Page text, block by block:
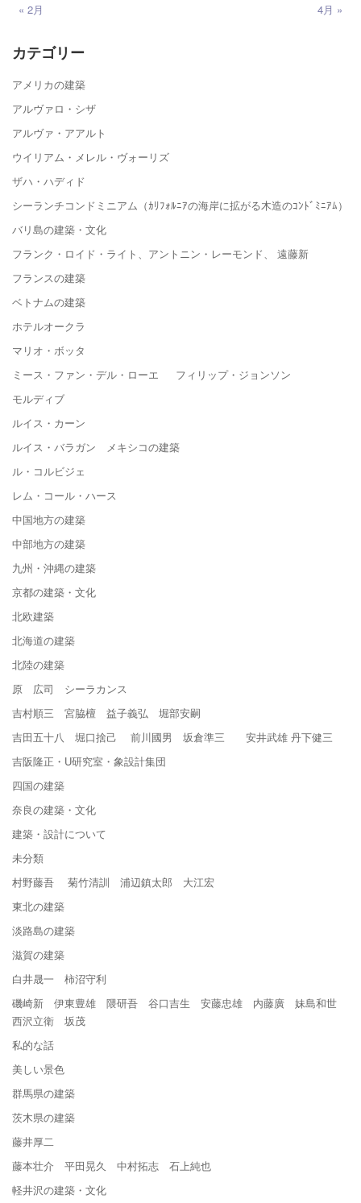
« 2月 4月 »
カテゴリー
アメリカの建築
アルヴァロ・シザ
アルヴァ・アアルト
ウイリアム・メレル・ヴォーリズ
ザハ・ハディド
シーランチコンドミニアム（ｶﾘﾌｫﾙﾆｱの海岸に拡がる木造のｺﾝﾄﾞﾐﾆｱﾑ）
バリ島の建築・文化
フランク・ロイド・ライト、アントニン・レーモンド、 遠藤新
フランスの建築
ベトナムの建築
ホテルオークラ
マリオ・ボッタ
ミース・ファン・デル・ローエ フィリップ・ジョンソン
モルディブ
ルイス・カーン
ルイス・バラガン メキシコの建築
ル・コルビジェ
レム・コール・ハース
中国地方の建築
中部地方の建築
九州・沖縄の建築
京都の建築・文化
北欧建築
北海道の建築
北陸の建築
原 広司 シーラカンス
吉村順三 宮脇檀 益子義弘 堀部安嗣
吉田五十八 堀口捨己 前川國男 坂倉準三 安井武雄 丹下健三
吉阪隆正・U研究室・象設計集団
四国の建築
奈良の建築・文化
建築・設計について
未分類
村野藤吾 菊竹清訓 浦辺鎮太郎 大江宏
東北の建築
淡路島の建築
滋賀の建築
白井晟一 柿沼守利
磯崎新 伊東豊雄 隈研吾 谷口吉生 安藤忠雄 内藤廣 妹島和世
西沢立衛 坂茂
私的な話
美しい景色
群馬県の建築
茨木県の建築
藤井厚二
藤本壮介 平田晃久 中村拓志 石上純也
軽井沢の建築・文化